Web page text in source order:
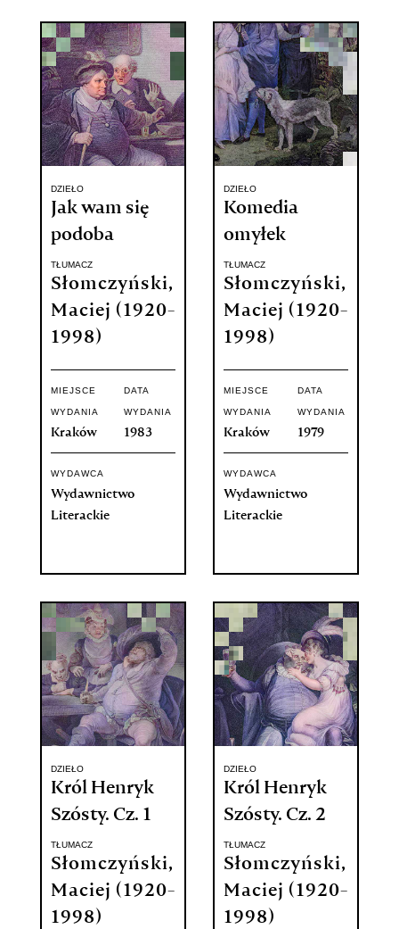
DZIEŁO
Jak wam się
podoba
TŁUMACZ
Słomczyński,
Maciej (1920-
1998)
MIEJSCE
WYDANIA
Kraków
DATA
WYDANIA
1983
WYDAWCA
Wydawnictwo
Literackie
DZIEŁO
Komedia
omyłek
TŁUMACZ
Słomczyński,
Maciej (1920-
1998)
MIEJSCE
WYDANIA
Kraków
DATA
WYDANIA
1979
WYDAWCA
Wydawnictwo
Literackie
DZIEŁO
Król Henryk
Szósty. Cz. 1
TŁUMACZ
Słomczyński,
Maciej (1920-
1998)
DZIEŁO
Król Henryk
Szósty. Cz. 2
TŁUMACZ
Słomczyński,
Maciej (1920-
1998)